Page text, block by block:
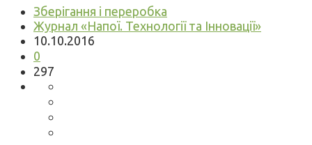
Зберігання і переробка
Журнал «Напої. Технології та Інновації»
10.10.2016
0
297